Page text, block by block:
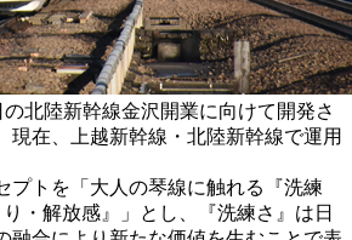
の北陸新幹線金沢開業に向けて開発さ
現在、上越新幹線・北陸新幹線で運用
プトを「大人の琴線に触れる『洗練
・解放感』」とし、『洗練さ』は日